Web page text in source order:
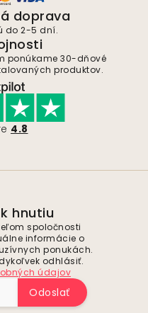
doprava
do 2-5 dní.
ponúkame 30-dňové
produktov.
4.8
hnutiu
spoločnosti
informácie o
ponukách.
odhlásiť.
údajov
Odoslať